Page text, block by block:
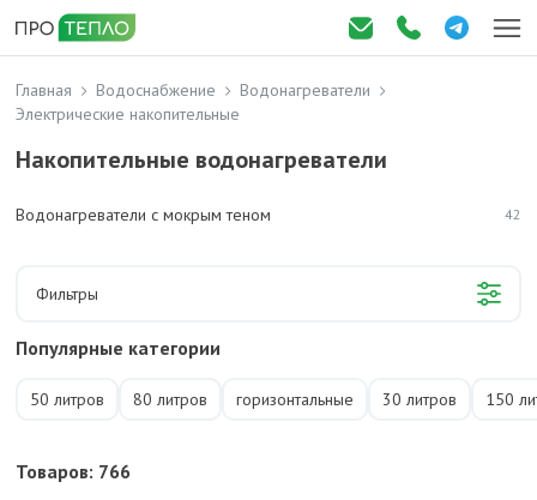
Главная Водоснабжение
Водонагреватели
Электрические накопительные
Накопительные водонагреватели
Водонагреватели с мокрым теном 42
Фильтры
Популярные категории
50 литров 80 литров горизонтальные 30 литров 150
Товаров: 766